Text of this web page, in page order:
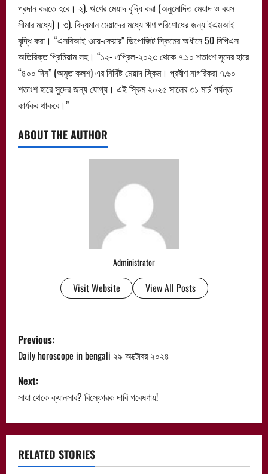
প্রদান করতে হবে। ২). ঋণের মেয়াদ বৃদ্ধি করা (অনুমোদিত মেয়াদ ও বয়স
সীমার মধ্যে)। ৩). বিদ্যমান মেয়াদের মধ্যে ঋণ পরিশোধের জন্য ইএমআই
বৃদ্ধি করা। “এসবিআই ওয়ে-কেয়ার” ডিপোজিট স্কিমের অধীনে 50 বিপিএস
অতিরিক্ত প্রিমিয়াম সহ। “১২- এপ্রিল-২০২৩ থেকে ৭.১০ শতাংশ সুদের হারে
“৪০০ দিন” (অমৃত কলশ) এর নির্দিষ্ট মেয়াদ স্কিম। প্রবীণ নাগরিকরা ৭.৬০
শতাংশ হারে সুদের জন্য যোগ্য। এই স্কিম ২০২৫ সালের ৩১ মার্চ পর্যন্ত
কার্যকর থাকবে।”
ABOUT THE AUTHOR
Administrator
Visit Website View All Posts
P
o
s
t
n
a
Previous:
Daily horoscope in bengali ২৯ অক্টোবর ২০২৪
Next:
সায়া থেকে ক্যানসার? বিস্ফোরক দাবি গবেষণায়!
RELATED STORIES